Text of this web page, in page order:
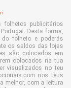
folhetos publicitários
Desta forma,
folheto e poderás
os saldos das lojas
são colocados em
colocados na tua
visualizados no teu
nos teus
melhor, com a leitura